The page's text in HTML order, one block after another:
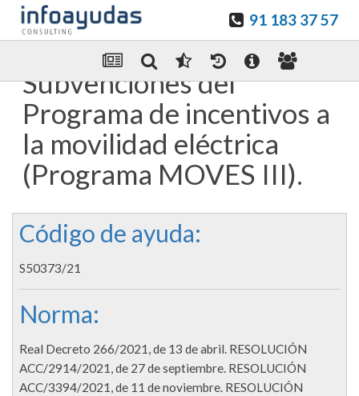
91 183 37 57
Enviar Por email
Subvenciones del
Programa de incentivos a
la movilidad eléctrica
(Programa MOVES III).
Código de ayuda:
S50373/21
Norma:
Real Decreto 266/2021, de 13 de abril. RESOLUCIÓN
ACC/2914/2021, de 27 de septiembre. RESOLUCIÓN
ACC/3394/2021, de 11 de noviembre. RESOLUCIÓN